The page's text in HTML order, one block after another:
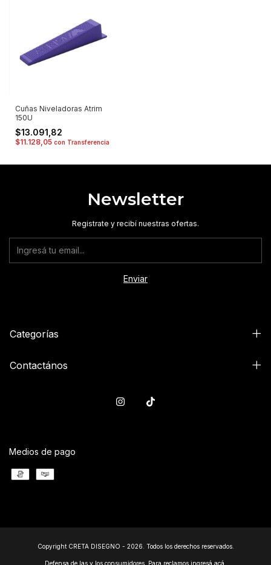
Cuñas Niveladoras Atrim
150U
$13.091,82
$11.128,05 con Transferencia
Newsletter
Registrate y recibí nuestras ofertas.
Categorías
Contactános
Medios de pago
Copyright CRETA DISEGNO - 2026. Todos los derechos reservados.
Defensa de las y los consumidores. Para reclamos ingresá acá.